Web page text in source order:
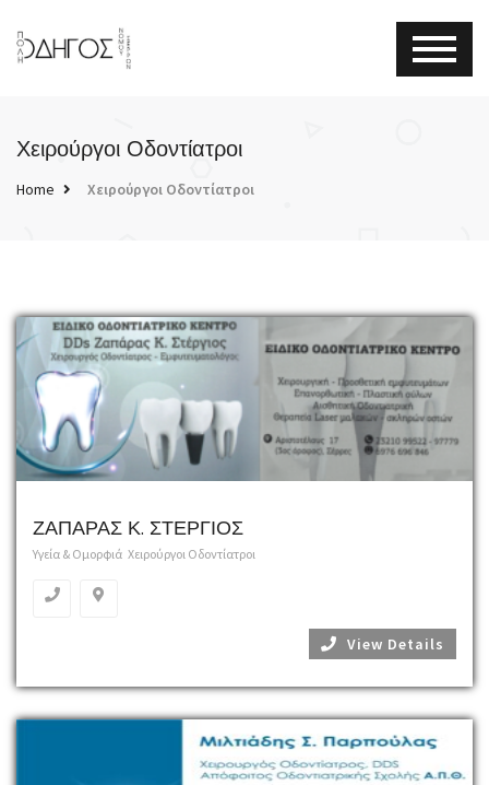
Χειρούργοι Οδοντίατροι
Home Χειρούργοι Οδοντίατροι
ΖΑΠΑΡΑΣ Κ. ΣΤΕΡΓΙΟΣ
Υγεία & Ομορφιά Χειρούργοι Οδοντίατροι
View Details